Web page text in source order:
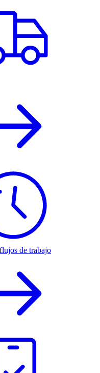
de trabajo